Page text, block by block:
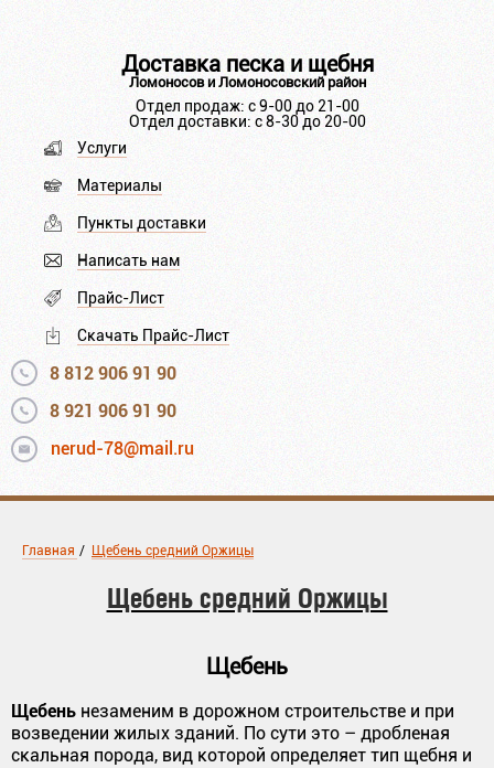
Доставка песка и щебня
Ломоносов и Ломоносовский район
Отдел продаж: с 9-00 до 21-00
Отдел доставки: с 8-30 до 20-00
Услуги
Материалы
Пункты доставки
Написать нам
Прайс-Лист
Скачать Прайс-Лист
8 812 906 91 90
8 921 906 91 90
nerud-78@mail.ru
Главная / Щебень средний Оржицы
Щебень средний Оржицы
Щебень
Щебень незаменим в дорожном строительстве и при
возведении жилых зданий. По сути это – дробленая
скальная порода, вид которой определяет тип щебня и